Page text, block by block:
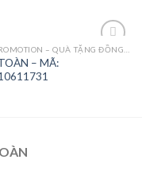
Add to
– MÃ: